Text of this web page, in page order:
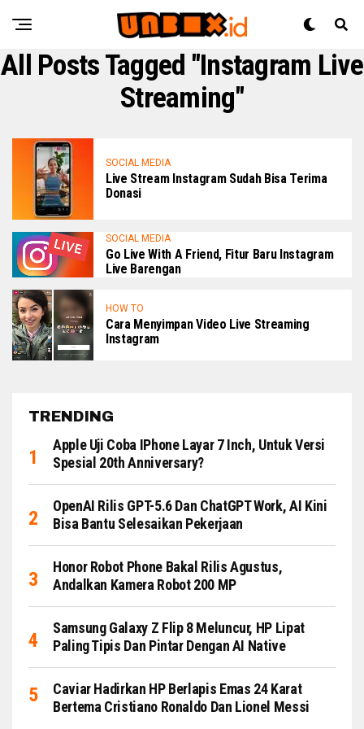
All Posts Tagged "Instagram Live
Streaming"
SOCIAL MEDIA
Live Stream Instagram Sudah Bisa Terima
Donasi
SOCIAL MEDIA
Go Live With A Friend, Fitur Baru Instagram
Live Barengan
HOW TO
Cara Menyimpan Video Live Streaming
Instagram
TRENDING
Apple Uji Coba IPhone Layar 7 Inch, Untuk Versi
Spesial 20th Anniversary?
OpenAI Rilis GPT-5.6 Dan ChatGPT Work, AI Kini
Bisa Bantu Selesaikan Pekerjaan
Honor Robot Phone Bakal Rilis Agustus,
Andalkan Kamera Robot 200 MP
Samsung Galaxy Z Flip 8 Meluncur, HP Lipat
Paling Tipis Dan Pintar Dengan AI Native
Caviar Hadirkan HP Berlapis Emas 24 Karat
Bertema Cristiano Ronaldo Dan Lionel Messi